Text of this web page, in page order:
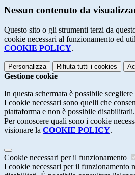
Nessun contenuto da
Questo sito o gli strumenti terzi da
cookie necessari al funzionamento ed
COOKIE POLICY.
Personalizza Rifiuta tutti i cookies
Gestione cookie
In questa schermata è possibile
I cookie necessari sono quelli che
piattaforma e non è possibile disabilitarli.
Per conoscere quali sono i cookie
visionare la COOKIE POLICY.
Cookie necessari per il funzionamento
I cookie necessari per il funzionamento